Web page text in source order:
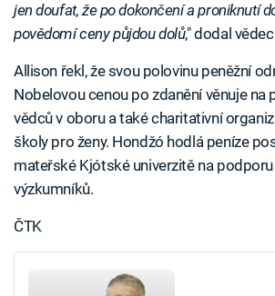
jen doufat, že po dokončení a proniknutí
povědomí ceny půjdou dolů," dodal
Allison řekl, že svou polovinu peněžní
Nobelovou cenou po zdanění věnuje
vědců v oboru a také charitativní
školy pro ženy. Hondžó hodlá peníze
mateřské Kjótské univerzitě na
výzkumníků.
ČTK